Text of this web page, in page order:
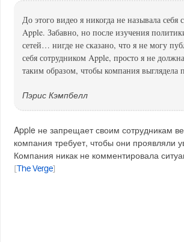
До этого видео я никогда не называла себя
Apple. Забавно, но после изучения
сетей… нигде не сказано, что я не могу
себя сотрудником Apple, просто я не
таким образом, чтобы компания выглядела
Пэрис Кэмпбелл
Apple не запрещает своим сотрудникам
компания требует, чтобы они проявляли
Компания никак не комментировала
[The Verge]